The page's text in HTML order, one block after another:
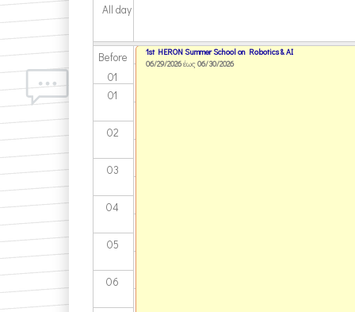
All day
Before
01
01
02
03
04
05
06
1st HERON Summer School on Robotics & AI
06/29/2026έως 06/30/2026